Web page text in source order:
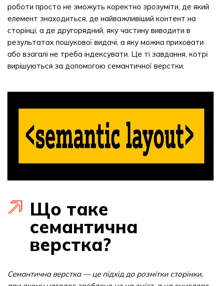
роботи просто не зможуть коректно зрозуміти, де який
елемент знаходиться, де найважливіший контент на
сторінці, а де другорядний, яку частину виводити в
результатах пошукової видачі, а яку можна приховати
або взагалі не треба індексувати. Це ті завдання, котрі
вирішуються за допомогою семантичної верстки.
Що таке
семантична
верстка?
Семантична верстка — це підхід до розмітки сторінки,